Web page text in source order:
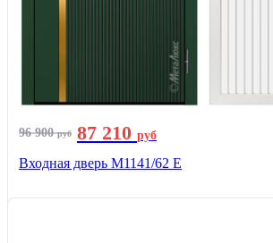
96 900руб 87 210 руб
Входная дверь М1141/62 Е